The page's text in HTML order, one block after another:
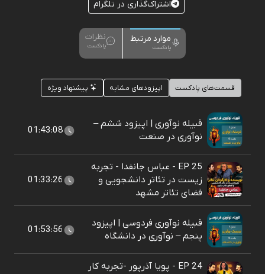
اشتراک‌گذاری در تلگرام
موارد مرتبط
پادکست
نظرات
پادکست
قسمت‌های پادکست اپیزودهای مشابه پیشنهاد ویژه
قبیله نوآوری | اپیزود ششم –
نوآوری در صنعت
01:43:08
EP 25 - عباس جانفدا - تجربه
زیست در تئاتر دانشجویی و
فضای تئاتر مشهد
01:33:26
قبیله نوآوری فردوسی | اپیزود
پنجم – نوآوری در دانشگاه
01:53:56
EP 24 - پویا آذرپور -تجربه کار